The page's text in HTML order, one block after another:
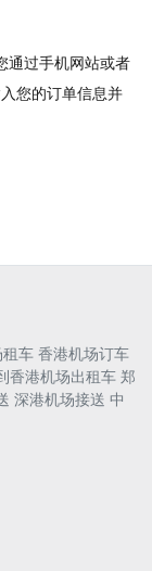
通过手机网站或者
您的订单信息并
车 香港机场订车
香港机场出租车 郑
深港机场接送 中